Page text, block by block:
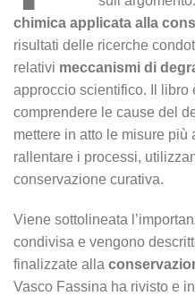
chimica applicata alla
risultati delle ricerche
relativi meccanismi di
approccio scientifico. Il libro
comprendere le cause del
mettere in atto le misure
rallentare i processi,
conservazione curativa.
Viene sottolineata
condivisa e vengono
finalizzate alla
Vasco Fassina ha rivisto e